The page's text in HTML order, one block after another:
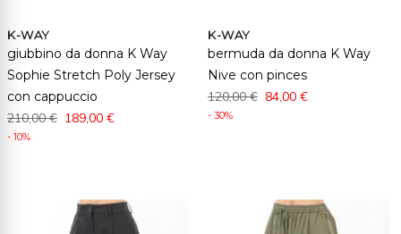
K-WAY
giubbino da donna K Way
Sophie Stretch Poly Jersey
con cappuccio
210,00 € 189,00 €
- 10%
K-WAY
bermuda da donna K Way
Nive con pinces
120,00 € 84,00 €
- 30%